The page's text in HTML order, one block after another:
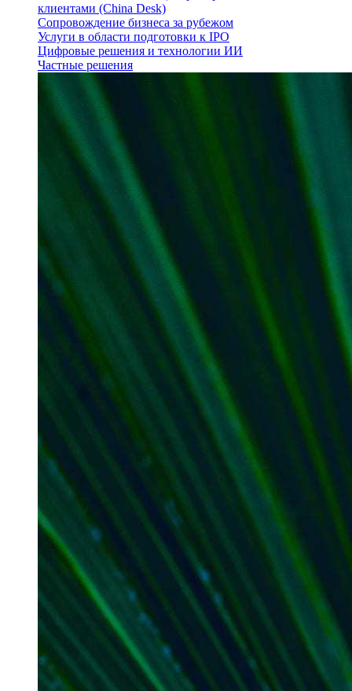
клиентами (China Desk)
Сопровождение бизнеса за рубежом
Услуги в области подготовки к IPO
Цифровые решения и технологии ИИ
Частные решения